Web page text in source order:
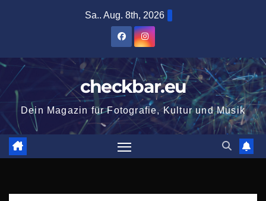
Sa.. Aug. 8th, 2026
checkbar.eu
Dein Magazin für Fotografie, Kultur und Musik